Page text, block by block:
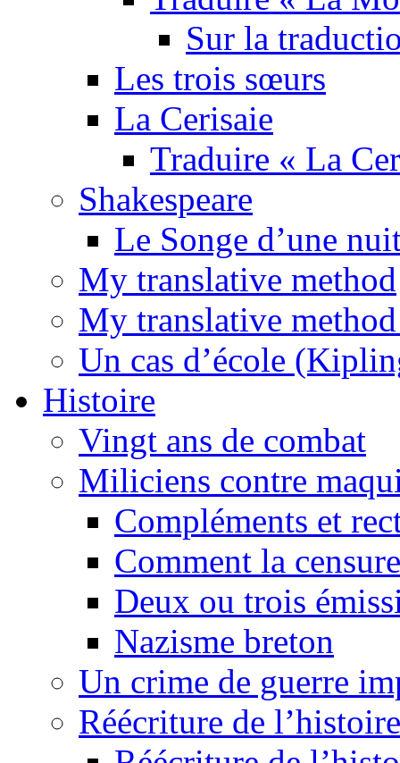
Sur la
Les trois sœurs
La Cerisaie
Traduire « La
Shakespeare
Le Songe d’une
My translative method
My translative
Un cas d’école
Histoire
Vingt ans de combat
Miliciens contre
Compléments et
Comment la
Deux ou trois
Nazisme breton
Un crime de guerre
Réécriture de